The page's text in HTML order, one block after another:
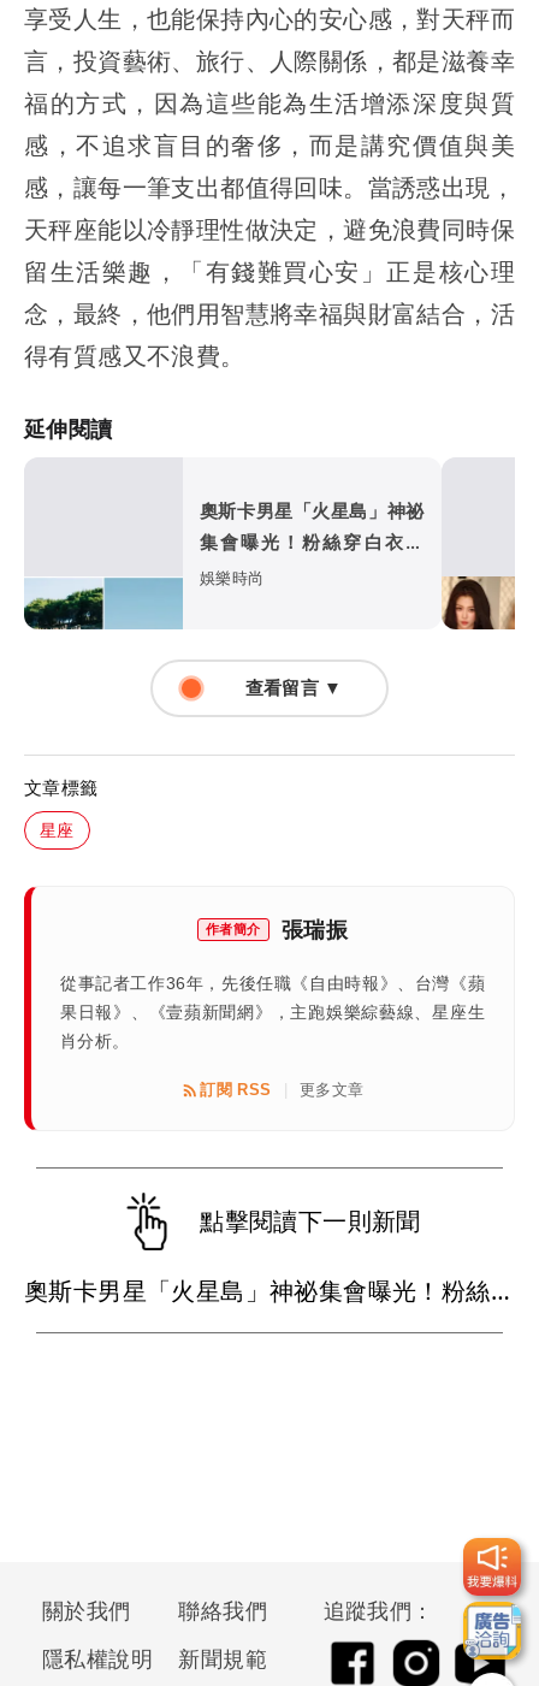
享受人生，也能保持內心的安心感，對天秤而
言，投資藝術、旅行、人際關係，都是滋養幸
福的方式，因為這些能為生活增添深度與質
感，不追求盲目的奢侈，而是講究價值與美
感，讓每一筆支出都值得回味。當誘惑出現，
天秤座能以冷靜理性做決定，避免浪費同時保
留生活樂趣，「有錢難買心安」正是核心理
念，最終，他們用智慧將幸福與財富結合，活
得有質感又不浪費。
延伸閱讀
奧斯卡男星「火星島」神祕
集會曝光！粉絲穿白衣朝
拜 邪教疑雲再起
娛樂時尚
查看留言 ▼
文章標籤
星座
作者簡介 張瑞振
從事記者工作36年，先後任職《自由時報》、台灣《蘋
果日報》、《壹蘋新聞網》，主跑娛樂綜藝線、星座生
肖分析。
訂閱 RSS 更多文章
點擊閱讀下一則新聞
奧斯卡男星「火星島」神祕集會曝光！粉絲穿白衣朝拜 邪教疑雲再起
關於我們
聯絡我們
隱私權說明
新聞規範
追蹤我們：